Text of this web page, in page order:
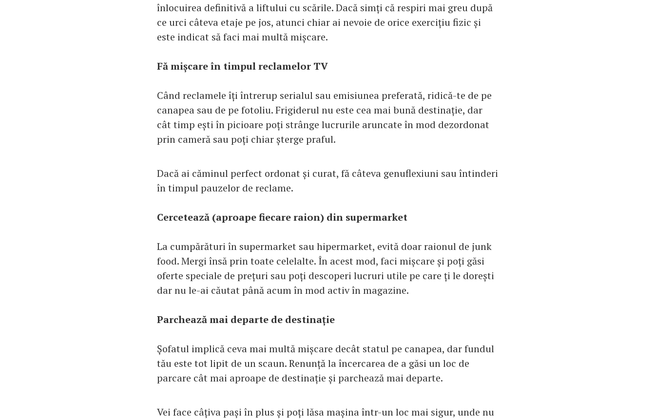
înlocuirea definitivă a liftului cu scările. Dacă simți că respiri mai greu după
ce urci câteva etaje pe jos, atunci chiar ai nevoie de orice exercițiu fizic și
este indicat să faci mai multă mișcare.
Fă mișcare în timpul reclamelor TV
Când reclamele îți întrerup serialul sau emisiunea preferată, ridică-te de pe
canapea sau de pe fotoliu. Frigiderul nu este cea mai bună destinație, dar
cât timp ești în picioare poți strânge lucrurile aruncate în mod dezordonat
prin cameră sau poți chiar șterge praful.
Dacă ai căminul perfect ordonat și curat, fă câteva genuflexiuni sau întinderi
în timpul pauzelor de reclame.
Cercetează (aproape fiecare raion) din supermarket
La cumpărături în supermarket sau hipermarket, evită doar raionul de junk
food. Mergi însă prin toate celelalte. În acest mod, faci mișcare și poți găsi
oferte speciale de prețuri sau poți descoperi lucruri utile pe care ți le dorești
dar nu le-ai căutat până acum în mod activ în magazine.
Parchează mai departe de destinație
Șofatul implică ceva mai multă mișcare decât statul pe canapea, dar fundul
tău este tot lipit de un scaun. Renunță la încercarea de a găsi un loc de
parcare cât mai aproape de destinație și parchează mai departe.
Vei face câțiva pași în plus și poți lăsa mașina într-un loc mai sigur, unde nu